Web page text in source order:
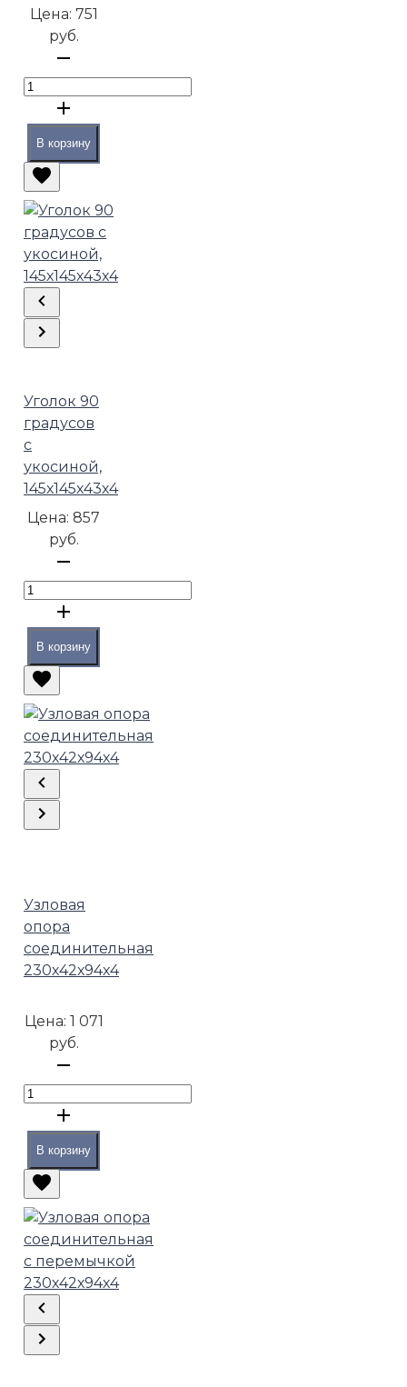
Цена: 751
руб.
В корзину
Уголок 90
градусов
с
укосиной,
145х145х43х4
Цена:857
руб.
В корзину
Узловая
опора
соединительная
230х42х94х4
Цена: 1 071
руб.
В корзину